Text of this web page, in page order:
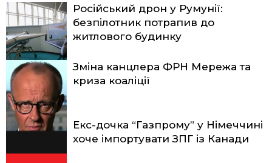
Російський дрон у Румунії:
безпілотник потрапив до
житлового будинку
Зміна канцлера ФРН Мережа та
криза коаліції
Екс-дочка “Газпрому” у Німеччині
хоче імпортувати ЗПГ із Канади